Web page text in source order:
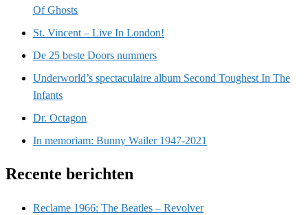
Of Ghosts
St. Vincent – Live In London!
De 25 beste Doors nummers
Underworld’s spectaculaire album Second Toughest In The
Infants
Dr. Octagon
In memoriam: Bunny Wailer 1947-2021
Recente berichten
Reclame 1966: The Beatles – Revolver